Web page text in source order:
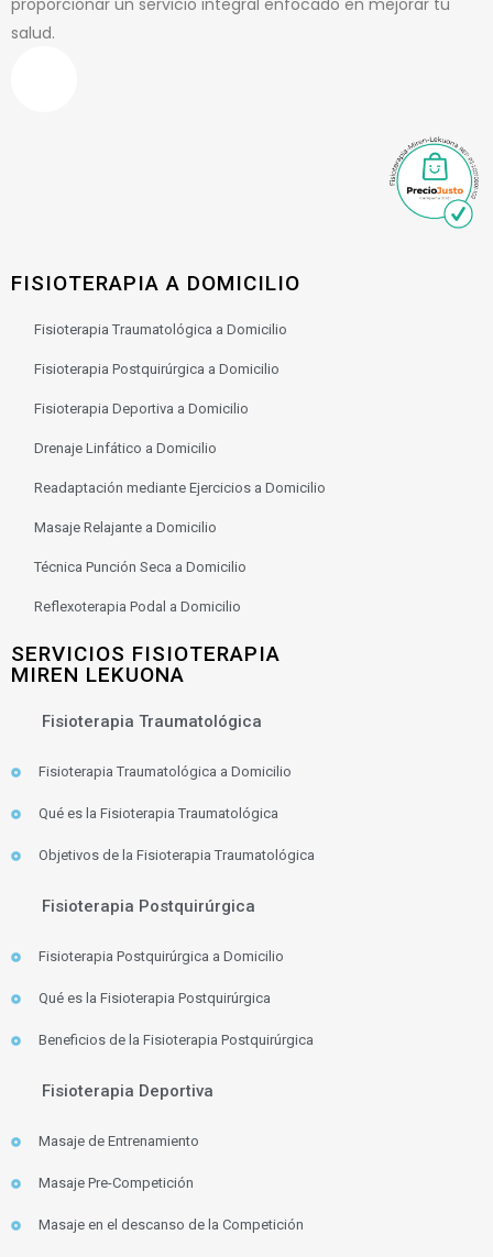
proporcionar un servicio integral enfocado en mejorar tu
salud.
FISIOTERAPIA A DOMICILIO
Fisioterapia Traumatológica a Domicilio
Fisioterapia Postquirúrgica a Domicilio
Fisioterapia Deportiva a Domicilio
Drenaje Linfático a Domicilio
Readaptación mediante Ejercicios a Domicilio
Masaje Relajante a Domicilio
Técnica Punción Seca a Domicilio
Reflexoterapia Podal a Domicilio
SERVICIOS FISIOTERAPIA
MIREN LEKUONA
Fisioterapia Traumatológica
Fisioterapia Traumatológica a Domicilio
Qué es la Fisioterapia Traumatológica
Objetivos de la Fisioterapia Traumatológica
Fisioterapia Postquirúrgica
Fisioterapia Postquirúrgica a Domicilio
Qué es la Fisioterapia Postquirúrgica
Beneficios de la Fisioterapia Postquirúrgica
Fisioterapia Deportiva
Masaje de Entrenamiento
Masaje Pre-Competición
Masaje en el descanso de la Competición